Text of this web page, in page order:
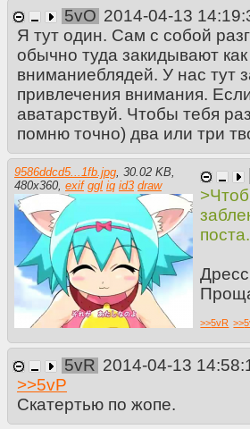
5vO 2014-04-13
Я тут один. Сам с собой
обычно туда закидывают
вниманиеблядей. У нас тут
привлечения внимания.
аватарствуй. Чтобы тебя
помню точно) два или три
9586ddcd5...1fb.jpg 30.02 KB
480x360 exif ggl iq id3 draw
>>5vR >>
5vR 2014-04-13
>>5vP
Скатертью по жопе.